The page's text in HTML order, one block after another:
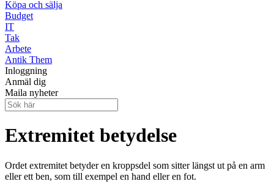
Köpa och sälja
Budget
IT
Tak
Arbete
Antik Them
Inloggning
Anmäl dig
Maila nyheter
Extremitet betydelse
Ordet extremitet betyder en kroppsdel som sitter längst ut på en arm
eller ett ben, som till exempel en hand eller en fot.